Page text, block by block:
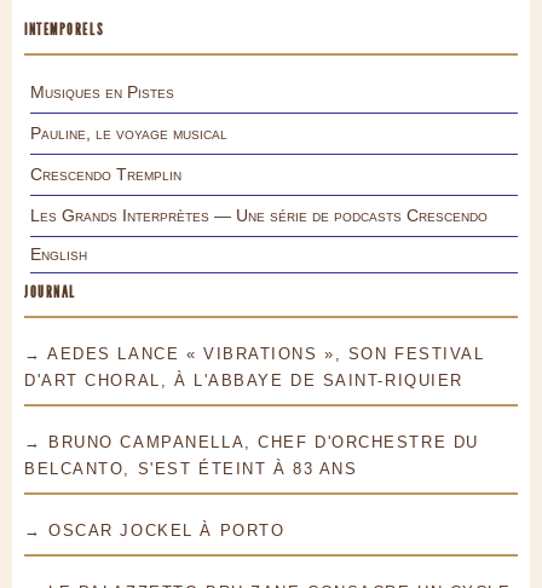
INTEMPORELS
Musiques en Pistes
Pauline, le voyage musical
Crescendo Tremplin
Les Grands Interprètes — Une série de podcasts Crescendo
English
JOURNAL
→ AEDES LANCE « VIBRATIONS », SON FESTIVAL
D'ART CHORAL, À L'ABBAYE DE SAINT-RIQUIER
→ BRUNO CAMPANELLA, CHEF D'ORCHESTRE DU
BELCANTO, S'EST ÉTEINT À 83 ANS
→ OSCAR JOCKEL À PORTO